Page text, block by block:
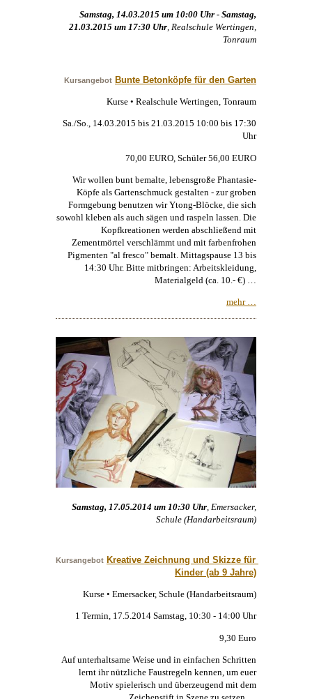
Samstag, 14.03.2015 um 10:00 Uhr - Samstag,
21.03.2015 um 17:30 Uhr , Realschule Wertingen,
Tonraum
Kursangebot Bunte Betonköpfe für den Garten
Kurse • Realschule Wertingen, Tonraum
Sa./So., 14.03.2015 bis 21.03.2015 10:00 bis 17:30
Uhr
70,00 EURO, Schüler 56,00 EURO
Wir wollen bunt bemalte, lebensgroße Phantasie-
Köpfe als Gartenschmuck gestalten - zur groben
Formgebung benutzen wir Ytong-Blöcke, die sich
sowohl kleben als auch sägen und raspeln lassen. Die
Kopfkreationen werden abschließend mit
Zementmörtel verschlämmt und mit farbenfrohen
Pigmenten "al fresco" bemalt. Mittagspause 13 bis
14:30 Uhr. Bitte mitbringen: Arbeitskleidung,
Materialgeld (ca. 10.- €) …
mehr …
Samstag, 17.05.2014 um 10:30 Uhr , Emersacker,
Schule (Handarbeitsraum)
Kursangebot Kreative Zeichnung und Skizze für
Kinder (ab 9 Jahre)
Kurse • Emersacker, Schule (Handarbeitsraum)
1 Termin, 17.5.2014 Samstag, 10:30 - 14:00 Uhr
9,30 Euro
Auf unterhaltsame Weise und in einfachen Schritten
lernt ihr nützliche Faustregeln kennen, um euer
Motiv spielerisch und überzeugend mit dem